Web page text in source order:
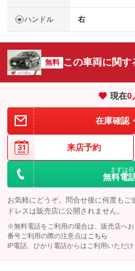
ハンドル 右
無料 この車両に関
現在0
在庫確認
来店予約
まずは
無料電
お気軽にどうぞ。問合せ後に何度も
ドレスは販売店に公開されません。
※無料電話をご利用の場合は、販売店へ
番号ご利用の際の注意点は こちら
IP電話、ひかり電話からはご利用いただけ